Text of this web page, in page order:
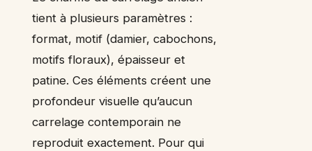
tient à plusieurs paramètres :
format, motif (damier, cabochons,
motifs floraux), épaisseur et
patine. Ces éléments créent une
profondeur visuelle qu’aucun
carrelage contemporain ne
reproduit exactement. Pour qui